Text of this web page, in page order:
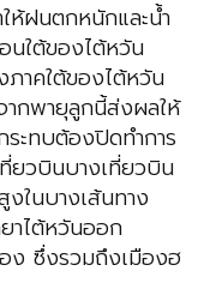
ห้ฝนตกหนักและน้ำ
นใต้ของไต้หวัน
ภาคใต้ของไต้หวัน
กพายุลูกนี้ส่งผลให้
ระทบต้องปิดทำการ
ยวบินบางเที่ยวบิน
งในบางเส้นทาง
าไต้หวันออก
ง ซึ่งรวมถึงเมืองฮ